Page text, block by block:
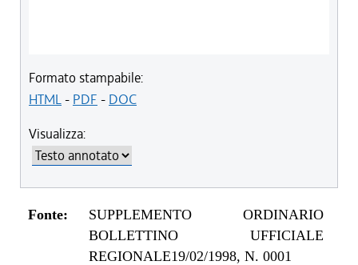
Formato stampabile:
HTML- PDF - DOC
Visualizza:
Fonte:
SUPPLEMENTO ORDINARIO
BOLLETTINO UFFICIALE
REGIONALE19/02/1998, N. 0001